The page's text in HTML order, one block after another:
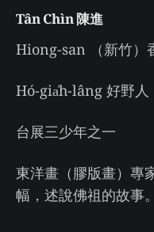
Tân Chìn 陳進
Hiong-san （新竹）
Hó-gia̍h-lâng 好野人
台展三少年之一
東洋畫（膠版畫）專
幅，述說佛祖的故事。